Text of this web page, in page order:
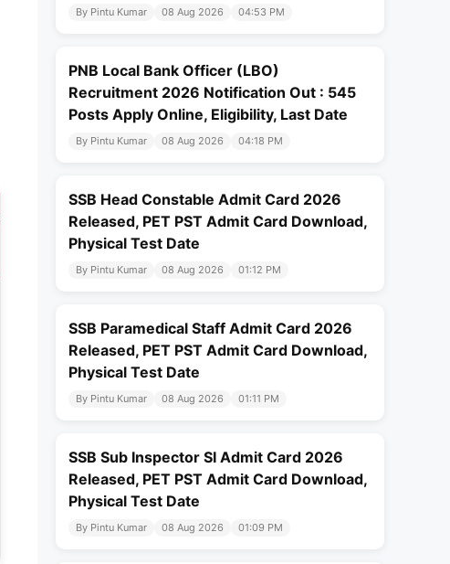
By Pintu Kumar 08 Aug 2026 04:53 PM
PNB Local Bank Officer (LBO)
Recruitment 2026 Notification Out : 545
Posts Apply Online, Eligibility, Last Date
By Pintu Kumar 08 Aug 2026 04:18 PM
SSB Head Constable Admit Card 2026
Released, PET PST Admit Card Download,
Physical Test Date
By Pintu Kumar 08 Aug 2026 01:12 PM
SSB Paramedical Staff Admit Card 2026
Released, PET PST Admit Card Download,
Physical Test Date
By Pintu Kumar 08 Aug 2026 01:11 PM
SSB Sub Inspector SI Admit Card 2026
Released, PET PST Admit Card Download,
Physical Test Date
By Pintu Kumar 08 Aug 2026 01:09 PM